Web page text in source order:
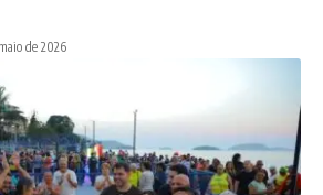
de 2026